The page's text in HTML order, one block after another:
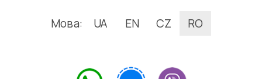
Мова: UA EN CZ RO